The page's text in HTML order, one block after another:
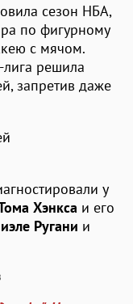
сезон НБА,
по фигурному
с мячом.
решила
запретив даже
у
Хэнкса и его
Ругани и